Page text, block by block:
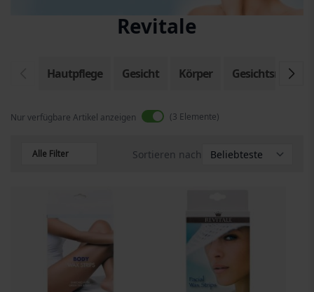
Revitale
Hautpflege Gesicht Körper Gesichtsmaske
Nur verfügbare Artikel anzeigen 3 Elemente
Alle Filter Sortieren nach